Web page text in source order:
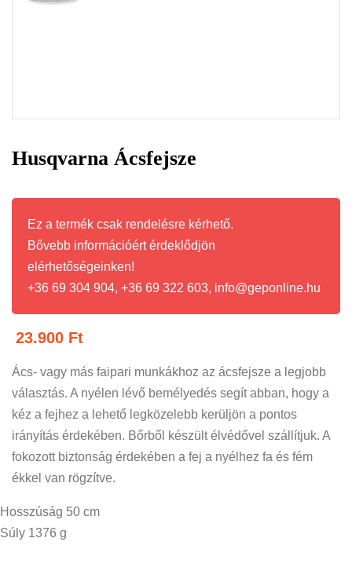
Husqvarna Ácsfejsze
Ez a termék csak rendelésre kérhető.
Bővebb információért érdeklődjön
elérhetőségeinken!
+36 69 304 904, +36 69 322 603, info@geponline.hu
23.900 Ft
Ács- vagy más faipari munkákhoz az ácsfejsze a legjobb
választás. A nyélen lévő bemélyedés segít abban, hogy a
kéz a fejhez a lehető legközelebb kerüljön a pontos
irányítás érdekében. Bőrből készült élvédővel szállítjuk. A
fokozott biztonság érdekében a fej a nyélhez fa és fém
ékkel van rögzítve.
Hosszúság 50 cm
Súly 1376 g